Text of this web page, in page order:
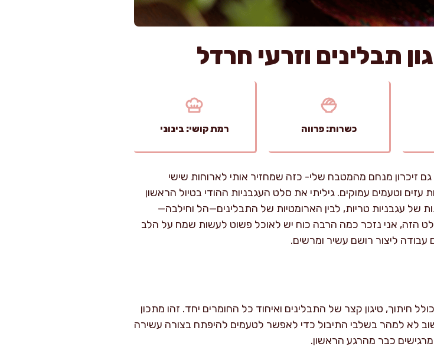
תבלינים וזרעי חרדל
כשרות: פרווה רמת קושי: בינוני
זיכרון מנחם מהמטבח שלי- כזה שמחזיר אותי לארוחות שישי
וטעמים עמוקים. גיליתי את סלט העגבניות ההודי בטיול הראשון
של עגבניות טריות, לבין הארומטיות של התבלינים—הל וחילבה—
הזה, אני נזכר כמה הרבה כוח יש לאוכל פשוט לעשות שמח על הלב
עבודה ליצור רושם עשיר ומרשים.
אורך כ-20 דקות בלבד, וכולל חיתוך, טיגון קצר של התבלינים ואיחוד כל החומרים יחד. זהו מתכון
לא למהר בשלבי התיבול כדי לאפשר לטעמים להיפתח בצורה עשירה
כבר מהרגע הראשון.